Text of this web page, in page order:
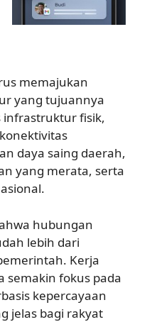
memajukan
yang tujuannya
infrastruktur fisik,
daya saing daerah,
yang merata, serta
hubungan
lebih dari
Kerja
semakin fokus pada
kepercayaan
jelas bagi rakyat